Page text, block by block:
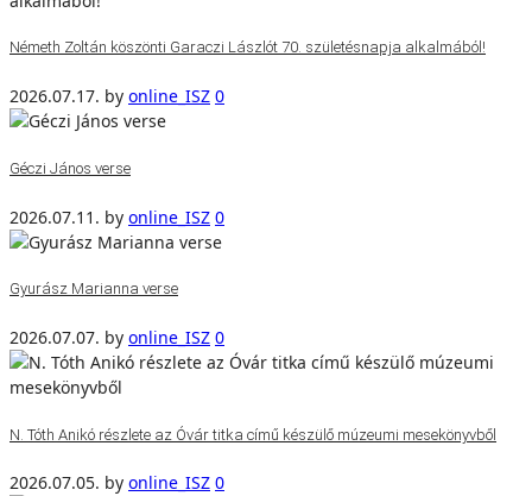
Németh Zoltán köszönti Garaczi Lászlót 70. születésnapja alkalmából!
2026.07.17. by online_ISZ 0
Géczi János verse
2026.07.11. by online_ISZ 0
Gyurász Marianna verse
2026.07.07. by online_ISZ 0
N. Tóth Anikó részlete az Óvár titka című készülő múzeumi mesekönyvből
2026.07.05. by online_ISZ 0